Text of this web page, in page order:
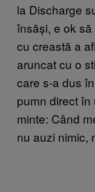
la Discharge
însăși, e ok
cu creastă a
aruncat cu o
care s-a dus
pumn direct
minte: Când
nu auzi nimic,